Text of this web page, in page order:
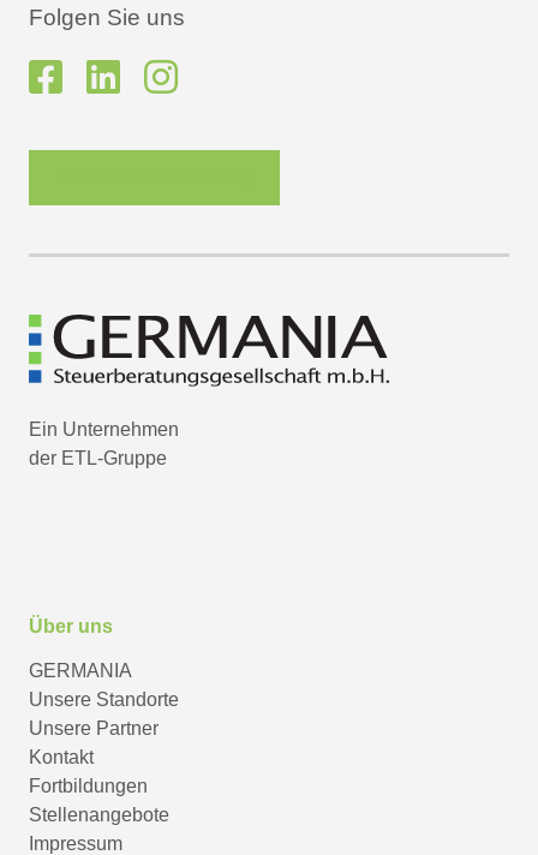
Folgen Sie uns
Ein Unternehmen
der ETL-Gruppe
Über uns
GERMANIA
Unsere Standorte
Unsere Partner
Kontakt
Fortbildungen
Stellenangebote
Impressum